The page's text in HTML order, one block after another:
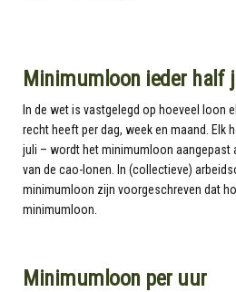
Minimumloon ieder half
In de wet is vastgelegd op hoeveel loon
recht heeft per dag, week en maand. Elk
juli – wordt het minimumloon aangepast
van de cao-lonen. In (collectieve)
minimumloon zijn voorgeschreven dat
minimumloon.
Minimumloon per uur